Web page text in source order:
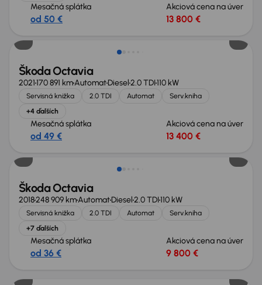
Mesačná splátka
od 50 €
Akciová cena na úver
13 800 €
Zlacnené o 900 €
Škoda Octavia
2021170 891 kmAutomatDiesel2.0 TDI110 kW
Servisná knižka 2.0 TDI Automat
Serv.kniha
+4 ďalších
Mesačná splátka
od 49 €
Akciová cena na úver
13 400 €
Škoda Octavia
2018248 909 kmAutomatDiesel2.0 TDI110 kW
Servisná knižka 2.0 TDI Automat
Serv.kniha
+7 ďalších
Mesačná splátka
od 36 €
Akciová cena na úver
9 800 €